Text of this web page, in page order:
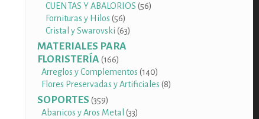
productos
CUENTAS Y ABALORIOS 5656
Fornituras y Hilos 5656
productos
Cristal y Swarovski 6363
MATERIALES PARA
FLORISTERÍA 166166
productos
Arreglos y Complementos 140140
productos
Flores Preservadas y Artificiales 88
SOPORTES 359359
productos
Abanicos y Aros Metal 3333